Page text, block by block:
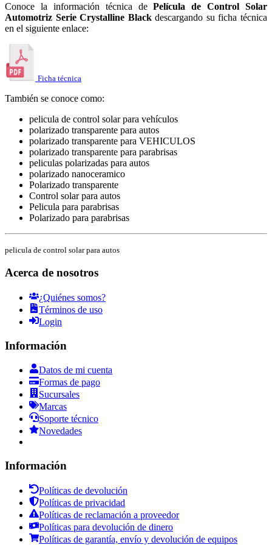
Conoce la información técnica dePelícula de Control Solar
Automotriz Serie Crystalline Blackdescargando su ficha técnica
en el siguiente enlace:
Ficha técnica
También se conoce como:
pelicula de control solar para vehículos
polarizado transparente para autos
polarizado transparente para VEHICULOS
polarizado transparente para parabrisas
peliculas polarizadas para autos
polarizado nanoceramico
Polarizado transparente
Control solar para autos
Pelicula para parabrisas
Polarizado para parabrisas
pelicula de control solar para autos
Acerca de nosotros
¿Quiénes somos?
Términos de uso
Login
Información
Datos de mi cuenta
Formas de pago
Sucursales
Marcas
Soporte técnico
Novedades
Información
Políticas de devolución
Políticas de privacidad
Políticas de reclamación a proveedor
Políticas para devolución de dinero
Políticas de garantía, envío y devolución de equipos